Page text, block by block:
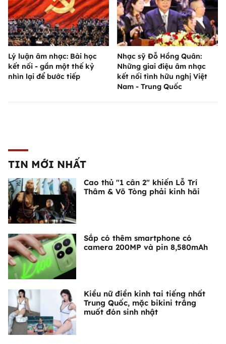
Lý luận âm nhạc: Bài học
kết nối - gần một thế kỷ
nhìn lại để bước tiếp
Nhạc sỹ Đỗ Hồng Quân:
Những giai điệu âm nhạc
kết nối tình hữu nghị Việt
Nam - Trung Quốc
TIN MỚI NHẤT
Cao thủ "1 cân 2" khiến Lỗ Trí
Thâm & Võ Tòng phải kinh hãi
Sắp có thêm smartphone có
camera 200MP và pin 8,580mAh
Kiều nữ điền kinh tai tiếng nhất
Trung Quốc, mặc bikini trắng
muốt đón sinh nhật